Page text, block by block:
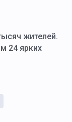
жителей.
24 ярких